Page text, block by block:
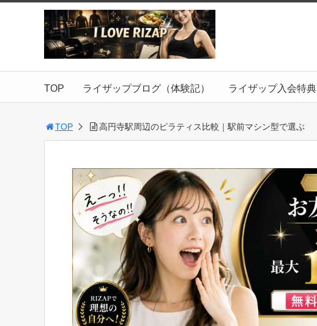
TOP ライザップブログ（体験記） ライザップ入会特典
TOP 高円寺駅周辺のピラティス比較｜駅前マシン型で選ぶ